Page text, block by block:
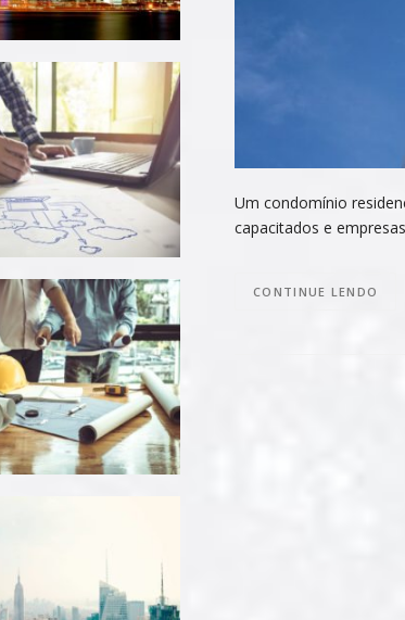
Um condomínio
capacitados e
CONTINUE LENDO